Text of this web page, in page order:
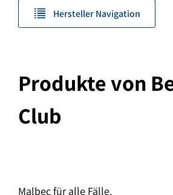
Hersteller Navigation
Produkte von
Club
Malbec für alle Fälle.